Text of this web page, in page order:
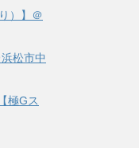
）】＠
松市中
極Gス